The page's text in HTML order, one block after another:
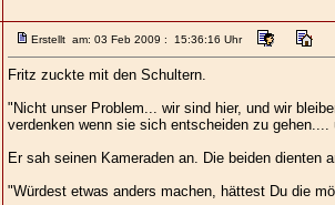
Erstellt am: 03 Feb 2009 : 15:36:16 Uhr
Fritz zuckte mit den Schultern.
"Nicht unser Problem... wir sind hier, und wir
verdenken wenn sie sich entscheiden zu
Er sah seinen Kameraden an. Die beiden dienten
"Würdest etwas anders machen, hättest Du die